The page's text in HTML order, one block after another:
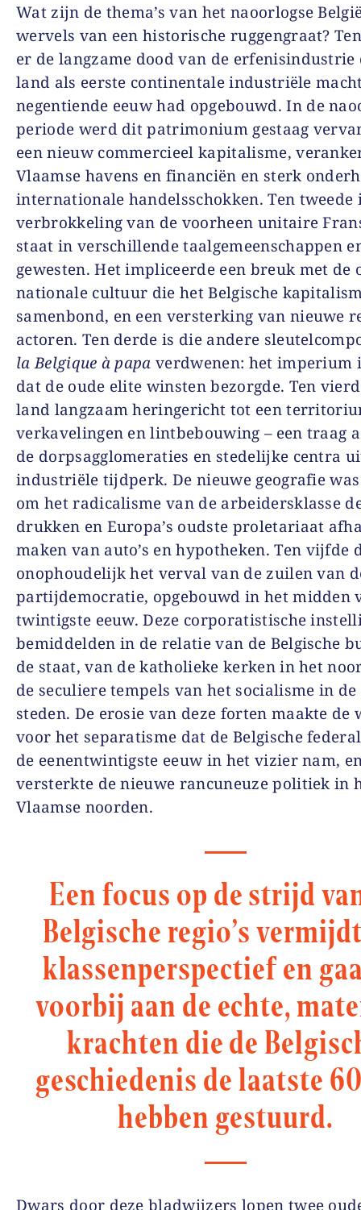
Wat zijn de thema’s van het naoorlogse
wervels van een historische ruggengraat?
er de langzame dood van de erfenisindustrie
land als eerste continentale industriële
negentiende eeuw had opgebouwd. In de
periode werd dit patrimonium gestaag
een nieuw commercieel kapitalisme,
Vlaamse havens en financiën en sterk
internationale handelsschokken. Ten tweede
verbrokkeling van de voorheen unitaire
staat in verschillende taalgemeenschappen
gewesten. Het impliceerde een breuk met de
nationale cultuur die het Belgische
samenbond, en een versterking van nieuwe
actoren. Ten derde is die andere
la Belgique à papa verdwenen: het imperium
dat de oude elite winsten bezorgde. Ten
land langzaam heringericht tot een
verkavelingen en lintbebouwing – een traag
de dorpsagglomeraties en stedelijke centra
industriële tijdperk. De nieuwe geografie
om het radicalisme van de arbeidersklasse
drukken en Europa’s oudste proletariaat
maken van auto’s en hypotheken. Ten vijfde
onophoudelijk het verval van de zuilen van
partijdemocratie, opgebouwd in het midden
twintigste eeuw. Deze corporatistische
bemiddelden in de relatie van de Belgische
de staat, van de katholieke kerken in het
de seculiere tempels van het socialisme in
steden. De erosie van deze forten maakte de
voor het separatisme dat de Belgische
de eenentwintigste eeuw in het vizier nam,
versterkte de nieuwe rancuneuze politiek in
Vlaamse noorden.
Een focus op de strijd
Belgische regio’s
klassenperspectief en
voorbij aan de echte,
krachten die de
geschiedenis de laatste
hebben gestuurd.
Dwars door deze bladwijzers lopen twee